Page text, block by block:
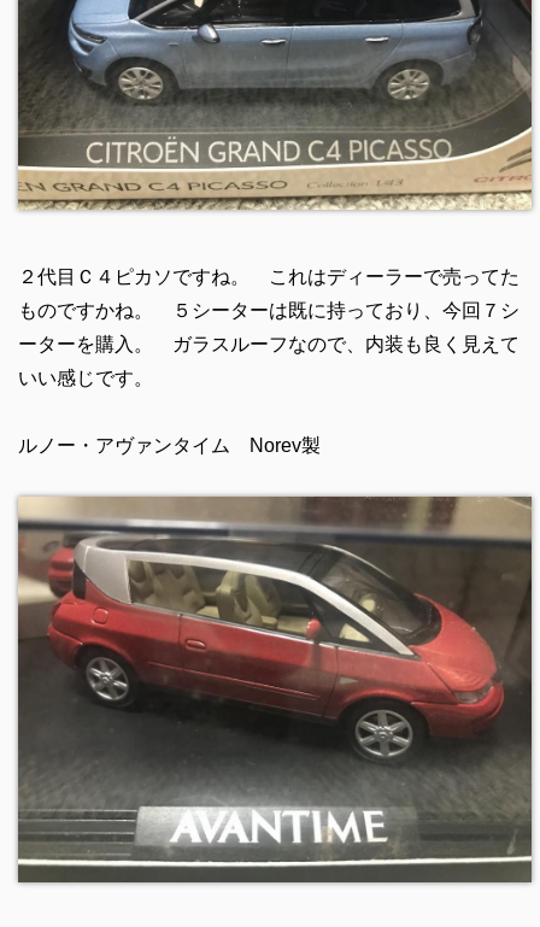
２代目Ｃ４ピカソですね。 これはディーラーで売ってた
ものですかね。 ５シーターは既に持っており、今回７シ
ーターを購入。 ガラスルーフなので、内装も良く見えて
いい感じです。
ルノー・アヴァンタイム Norev製